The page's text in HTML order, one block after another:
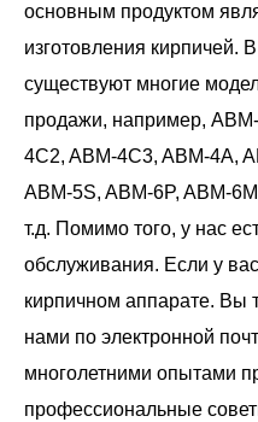
основным продуктом
изготовления кирпичей.
существуют многие
продажи, например,
4C2, ABM-4C3, ABM-4A,
ABM-5S, ABM-6P, ABM-
т.д. Помимо того, у нас
обслуживания. Если у
кирпичном аппарате. Вы
нами по электронной
многолетними опытами
профессиональные